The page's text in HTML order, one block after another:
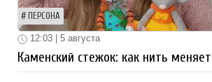
ПЕРСОНА
12:03 | 5 августа
Каменский стежок: как нить